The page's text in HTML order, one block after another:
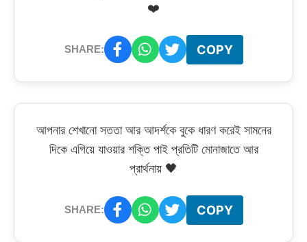
❤️
SHARE: COPY
আপনার শেখানো সততা আর আদর্শকে বুকে ধারণ করেই সামনের
দিকে এগিয়ে যাওয়ার শক্তি পাই প্রতিটি মোনাজাতে আর
প্রার্থনায় 🖤
SHARE: COPY